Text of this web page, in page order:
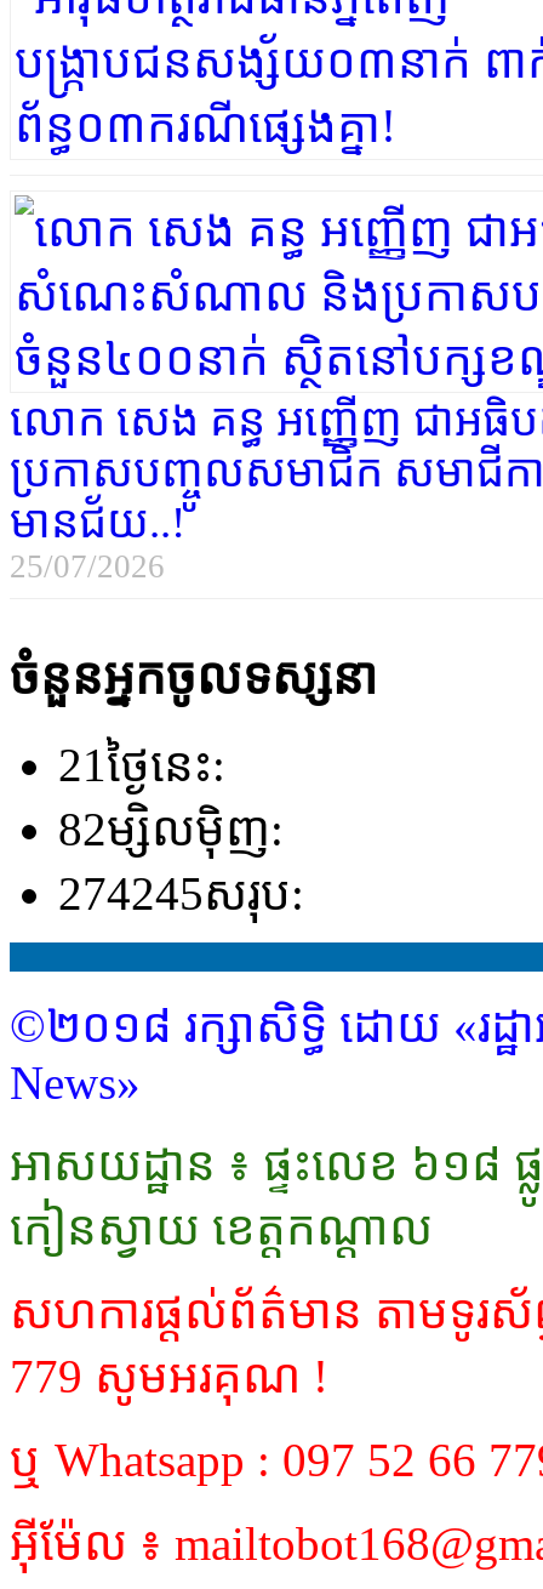
លោក សេង គន្ធ អញ្ញើញ ជាអ
ប្រកាសបញ្ចូលសមាជិក សមាជីក
មានជ័យ..!
25/07/2026
ចំនួនអ្នកចូលទស្សនា
21ថ្ងៃនេះ:
82ម្សិលម៉ិញ:
274245សរុប:
©២០១៨ រក្សាសិទ្ធិ ដោយ «រដ្
News»
អាសយដ្ឋាន ៖ ផ្ទះលេខ ៦១៨
កៀនស្វាយ ខេត្តកណ្ដាល
សហការផ្តល់ព័ត៌មាន តាមទូរស័
779 សូមអរគុណ !
ឬ Whatsapp : 097 52 66
អ៊ីម៉ែល ៖